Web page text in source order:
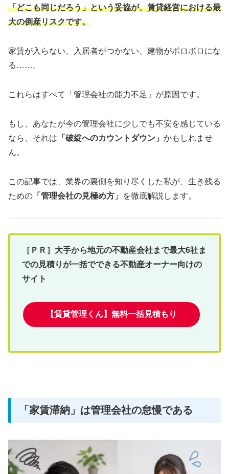
「どこも同じだろう」という妥協が、賃貸経営における最
大の倒産リスクです。
家賃が入らない、入居者がつかない、建物がボロボロにな
る……。
これらはすべて「管理会社の能力不足」が原因です。
もし、あなたが今の管理会社に少しでも不安を感じている
なら、それは 「破綻へのカウントダウン」 かもしれませ
ん。
この記事では、業界の裏側を知り尽くした私が、生き残る
ための 「管理会社の見極め方」 を徹底解説します。
［ＰＲ］大手から地元の不動産会社まで最大6社ま
での見積りが一括でできる不動産オーナー向けの
サイト
【賃貸管理くん】無料一括見積もり
「家賃滞納」は管理会社の怠慢である